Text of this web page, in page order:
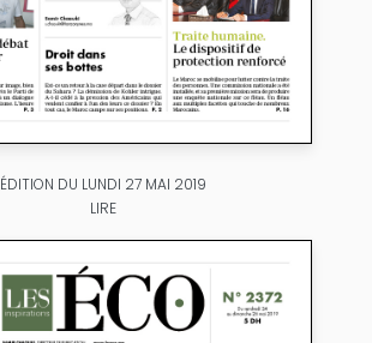
ÉDITION DU LUNDI 27 MAI 2019
LIRE